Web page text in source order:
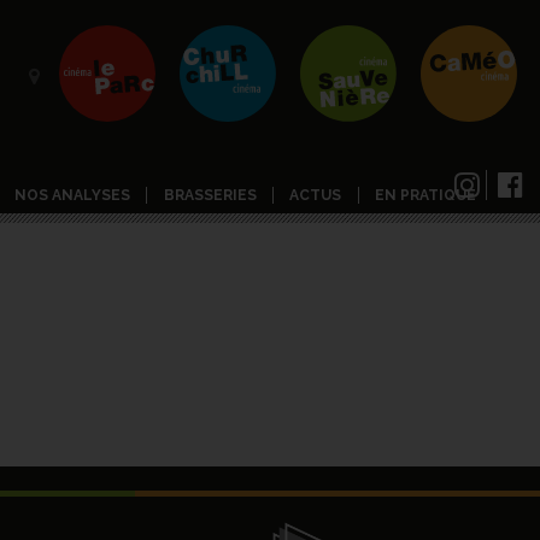
NOS ANALYSES BRASSERIES ACTUS EN PRATIQUE